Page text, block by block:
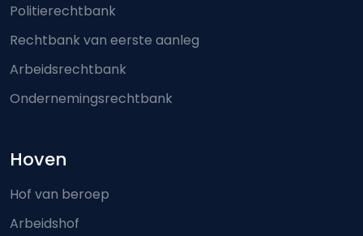
Politierechtbank
Rechtbank van eerste aanleg
Arbeidsrechtbank
Ondernemingsrechtbank
Hoven
Hof van beroep
Arbeidshof